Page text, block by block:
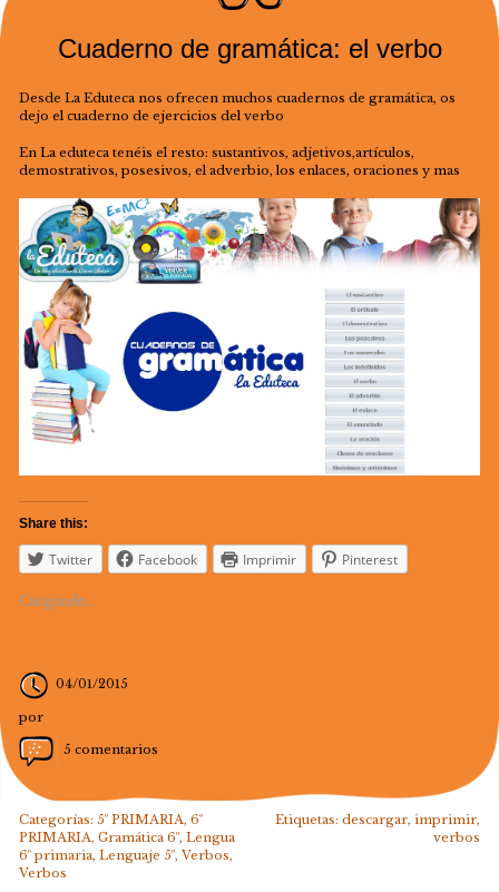
Cuaderno de gramática: el verbo
Desde La Eduteca nos ofrecen muchos cuadernos de gramática, os
dejo el cuaderno de ejercicios del verbo
En La eduteca tenéis el resto: sustantivos, adjetivos,artículos,
demostrativos, posesivos, el adverbio, los enlaces, oraciones y mas
Share this:
Twitter Facebook Imprimir Pinterest
Cargando...
04/01/2015
por
5 comentarios
Categorías: 5º PRIMARIA, 6º
PRIMARIA, Gramática 6º, Lengua
6º primaria, Lenguaje 5º, Verbos,
Verbos
Etiquetas:descargar,imprimir,
verbos